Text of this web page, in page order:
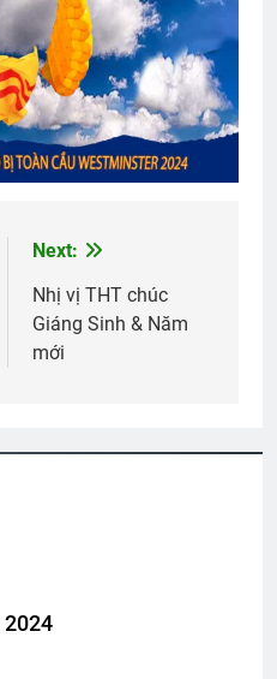
Quan TVBQGVN
Next:
Nhị vị THT chúc
Giáng Sinh & Năm
mới
2024